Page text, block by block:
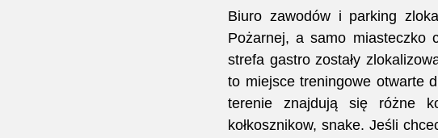
Biuro zawodów i parking
Pożarnej, a samo miasteczko
strefa gastro zostały
to miejsce treningowe otwarte
terenie znajdują się różne
kołkosznikow, snake. Jeśli